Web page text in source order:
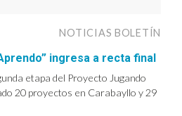
NOTICIAS BOLETÍN
ingresa a recta final
etapa del Proyecto Jugando
20 proyectos en Carabayllo y 29